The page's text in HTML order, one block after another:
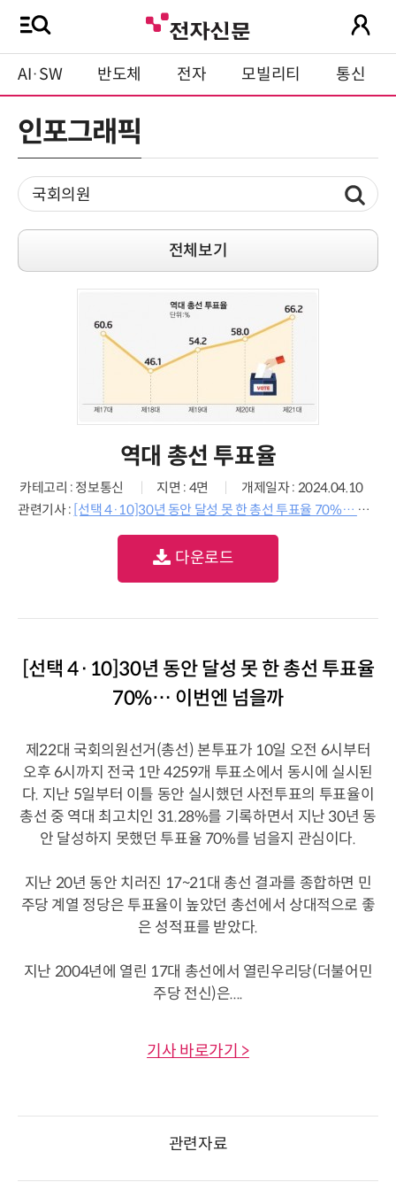
AI·SW 반도체 전자 모빌리티 통신
인포그래픽
전체보기
역대 총선 투표율
카테고리 : 정보통신 지면 : 4면
개제일자 : 2024.04.10
관련기사 : [선택 4·10]30년 동안 달성 못 한 총선 투표율 70%… 이번엔 넘을까
다운로드
[선택 4·10]30년 동안 달성 못 한 총선 투표율
70%… 이번엔 넘을까
제22대 국회의원선거(총선) 본투표가 10일 오전 6시부터
오후 6시까지 전국 1만 4259개 투표소에서 동시에 실시된
다. 지난 5일부터 이틀 동안 실시했던 사전투표의 투표율이
총선 중 역대 최고치인 31.28%를 기록하면서 지난 30년 동
안 달성하지 못했던 투표율 70%를 넘을지 관심이다.
지난 20년 동안 치러진 17~21대 총선 결과를 종합하면 민
주당 계열 정당은 투표율이 높았던 총선에서 상대적으로 좋
은 성적표를 받았다.
지난 2004년에 열린 17대 총선에서 열린우리당(더불어민
주당 전신)은....
기사 바로가기 >
관련자료